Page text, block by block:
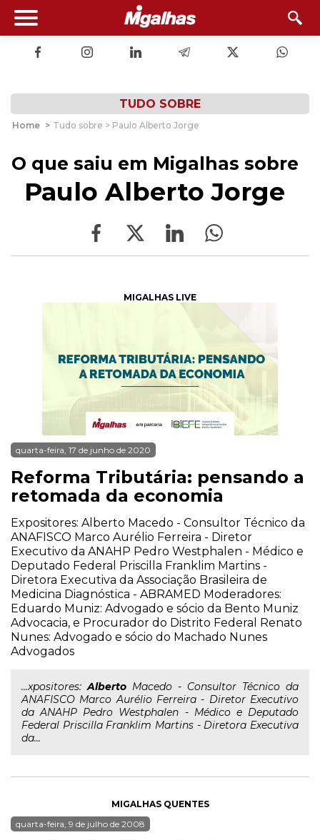
TUDO SOBRE
Home > Tudo sobre > Paulo Alberto Jorge
O que saiu em Migalhas sobre
Paulo Alberto Jorge
MIGALHAS LIVE
quarta-feira, 17 de junho de 2020
Reforma Tributária: pensando a
retomada da economia
Expositores: Alberto Macedo - Consultor Técnico da
ANAFISCO Marco Aurélio Ferreira - Diretor
Executivo da ANAHP Pedro Westphalen - Médico e
Deputado Federal Priscilla Franklim Martins -
Diretora Executiva da Associação Brasileira de
Medicina Diagnóstica - ABRAMED Moderadores:
Eduardo Muniz: Advogado e sócio da Bento Muniz
Advocacia, e Procurador do Distrito Federal Renato
Nunes: Advogado e sócio do Machado Nunes
Advogados
...xpositores:Alberto Macedo - Consultor Técnico da
ANAFISCO Marco Aurélio Ferreira - Diretor Executivo
da ANAHP Pedro Westphalen - Médico e Deputado
Federal Priscilla Franklim Martins - Diretora Executiva
da...
MIGALHAS QUENTES
quarta-feira, 9 de julho de 2008